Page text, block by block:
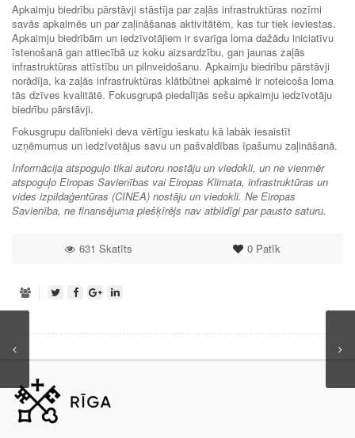
Apkaimju biedrību pārstāvji stāstīja par zaļās infrastruktūras nozīmi
savās apkaimēs un par zaļināšanas aktivitātēm, kas tur tiek ieviestas.
Apkaimju biedrībām un iedzīvotājiem ir svarīga loma dažādu iniciatīvu
īstenošanā gan attiecībā uz koku aizsardzību, gan jaunas zaļās
infrastruktūras attīstību un pilnveidošanu. Apkaimju biedrību pārstāvji
norādīja, ka zaļās infrastruktūras klātbūtnei apkaimē ir noteicoša loma
tās dzīves kvalitātē. Fokusgrupā piedalījās sešu apkaimju iedzīvotāju
biedrību pārstāvji.
Fokusgrupu dalībnieki deva vērtīgu ieskatu kā labāk iesaistīt
uzņēmumus un iedzīvotājus savu un pašvaldības īpašumu zaļināšanā.
Informācija atspoguļo tikai autoru nostāju un viedokli, un ne vienmēr
atspoguļo Eiropas Savienības vai Eiropas Klimata, infrastruktūras un
vides izpildaģentūras (CINEA) nostāju un viedokli. Ne Eiropas
Savienība, ne finansējuma piešķīrējs nav atbildīgi par pausto saturu.
0Patīk
631 Skatīts